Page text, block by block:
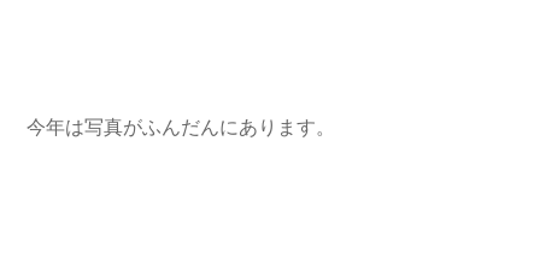
今年は写真がふんだんにあります。